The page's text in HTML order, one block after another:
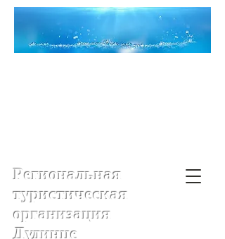
Региональная
туристическая
организация
Дудинце